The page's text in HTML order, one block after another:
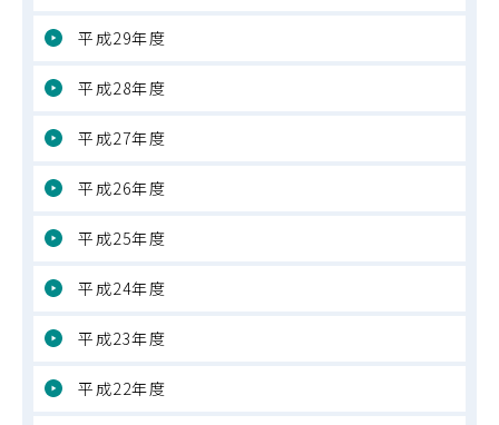
平成29年度
平成28年度
平成27年度
平成26年度
平成25年度
平成24年度
平成23年度
平成22年度